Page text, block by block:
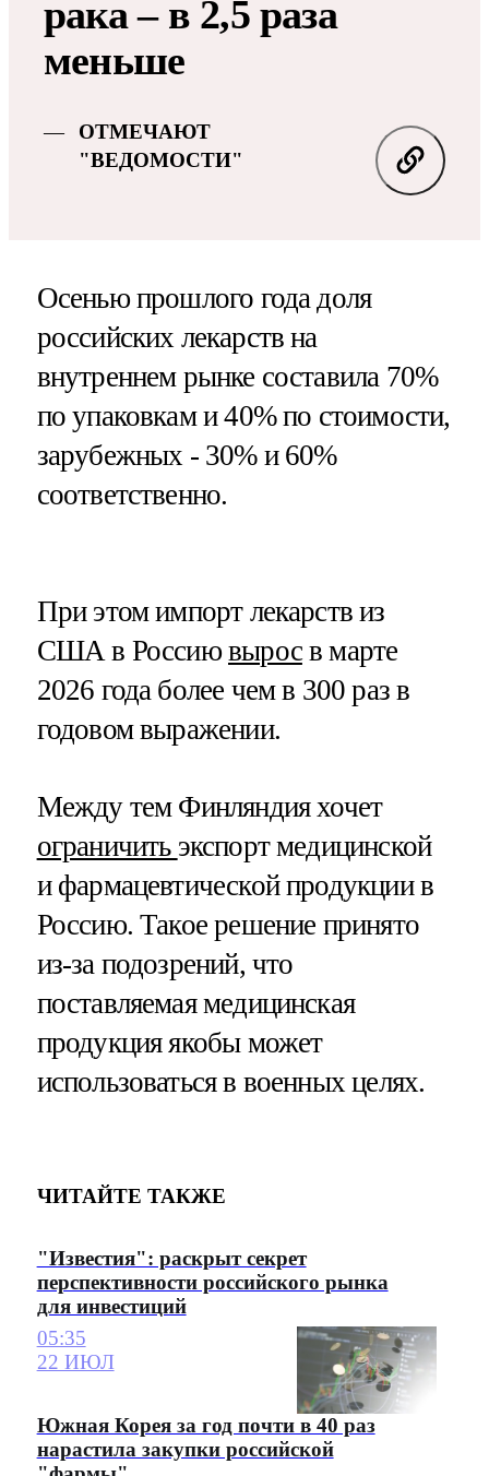
рака – в 2,5 раза
меньше
ОТМЕЧАЮТ
"ВЕДОМОСТИ"
Осенью прошлого года доля
российских лекарств на
внутреннем рынке составила 70%
по упаковкам и 40% по стоимости,
зарубежных - 30% и 60%
соответственно.
При этом импорт лекарств из
США в Россиювыросв марте
2026 года более чем в 300 раз в
годовом выражении.
Между тем Финляндия хочет
ограничить экспорт медицинской
и фармацевтической продукции в
Россию. Такое решение принято
из-за подозрений, что
поставляемая медицинская
продукция якобы может
использоваться в военных целях.
ЧИТАЙТЕ ТАКЖЕ
"Известия": раскрыт секрет
перспективности российского рынка
для инвестиций
05:35
22 ИЮЛ
Южная Корея за год почти в 40 раз
нарастила закупки российской